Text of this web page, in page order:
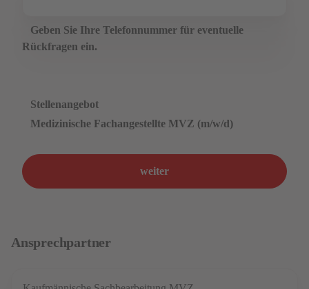
Geben Sie Ihre Telefonnummer für eventuelle
Rückfragen ein.
Stellenangebot
Medizinische Fachangestellte MVZ (m/w/d)
weiter
Ansprechpartner